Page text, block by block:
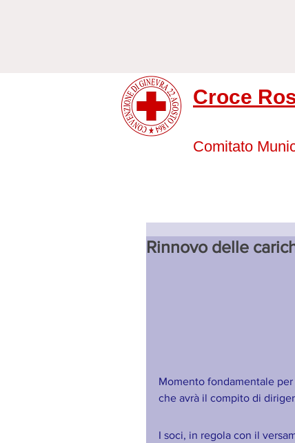
Croce
Comitato
Rinnovo delle
Momento fondamentale
che avrà il compito di
I soci, in regola con il